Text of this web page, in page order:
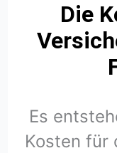
Die
Es
Kosten für